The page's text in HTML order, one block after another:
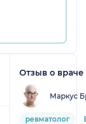
Отзыв о враче
Маркус
ревматолог